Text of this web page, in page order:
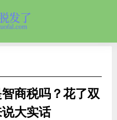
商税吗？花了双
大实话